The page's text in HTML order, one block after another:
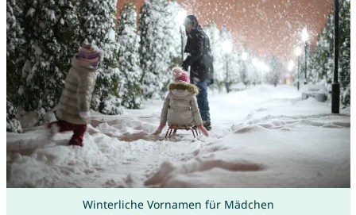
Winterliche Vornamen für Mädchen